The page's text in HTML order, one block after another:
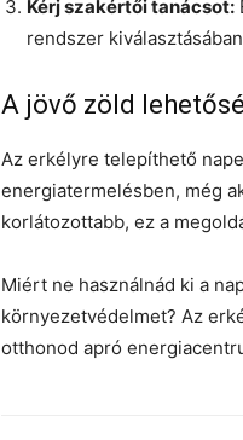
Kérj szakértői tanácsot:
rendszer
A jövő zöld
Az erkélyre telepíthető
energiatermelésben, még
korlátozottabb, ez a
Miért ne használnád ki a
környezetvédelmet? Az
otthonod apró